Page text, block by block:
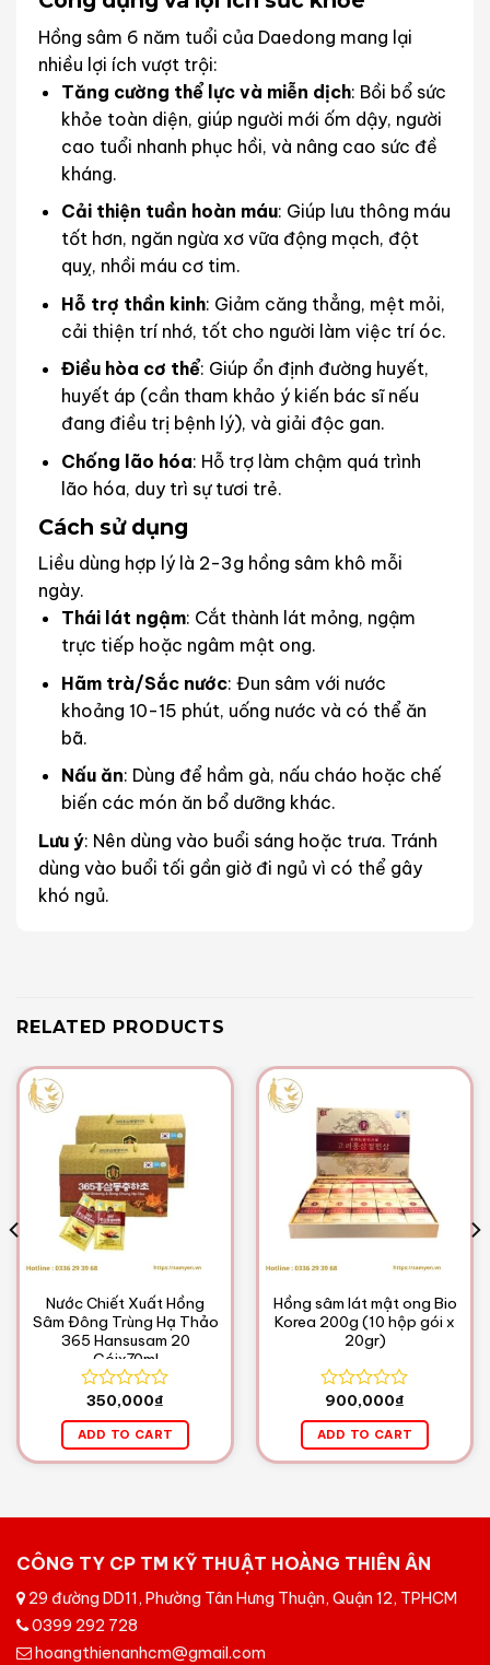
Hồng sâm 6 năm tuổi của Daedong mang lại
nhiều lợi ích vượt trội:
Tăng cường thể lực và miễn dịch: Bồi bổ sức
khỏe toàn diện, giúp người mới ốm dậy, người
cao tuổi nhanh phục hồi, và nâng cao sức đề
kháng.
Cải thiện tuần hoàn máu: Giúp lưu thông máu
tốt hơn, ngăn ngừa xơ vữa động mạch, đột
quỵ, nhồi máu cơ tim.
Hỗ trợ thần kinh: Giảm căng thẳng, mệt mỏi,
cải thiện trí nhớ, tốt cho người làm việc trí óc.
Điều hòa cơ thể: Giúp ổn định đường huyết,
huyết áp (cần tham khảo ý kiến bác sĩ nếu
đang điều trị bệnh lý), và giải độc gan.
Chống lão hóa: Hỗ trợ làm chậm quá trình
lão hóa, duy trì sự tươi trẻ.
Cách sử dụng
Liều dùng hợp lý là 2-3g hồng sâm khô mỗi
ngày.
Thái lát ngậm: Cắt thành lát mỏng, ngậm
trực tiếp hoặc ngâm mật ong.
Hãm trà/Sắc nước: Đun sâm với nước
khoảng 10-15 phút, uống nước và có thể ăn
bã.
Nấu ăn: Dùng để hầm gà, nấu cháo hoặc chế
biến các món ăn bổ dưỡng khác.
Lưu ý: Nên dùng vào buổi sáng hoặc trưa. Tránh
dùng vào buổi tối gần giờ đi ngủ vì có thể gây
khó ngủ.
RELATED PRODUCTS
Nước Chiết Xuất Hồng
Sâm Đông Trùng Hạ Thảo
365 Hansusam 20
Góix70ml
Rated
0
out
of
350,000₫
ADD TO CART
Hồng sâm lát mật ong Bio
Korea 200g (10 hộp gói x
20gr)
Rated
0
out
of
900,000₫
ADD TO CART
CÔNG TY CP TM KỸ THUẬT HOÀNG THIÊN ÂN
29 đường DD11, Phường Tân Hưng Thuận, Quận 12, TPHCM
0399 292 728
hoangthienanhcm@gmail.com